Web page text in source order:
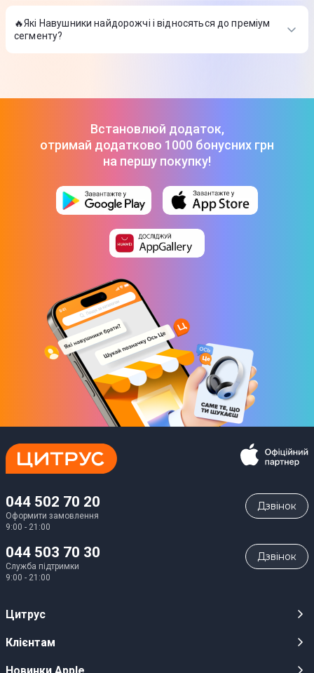
Навушники Apple EarPods with USB-C Connector
(MTJY3ZM/A)- 1 099 ₴
Навушники Marshall Minor IV (Black)
На сьогодні найдешевші Навушники
Бездротова гарнітура Apple AirPods Pro 3- 14 099 ₴
Навушники Apple EarPods with USB-C Connector
(MTJY3ZM/A)-1 099 ₴
🔥Які Навушники найдорожчі і відносяться до преміум
сегменту?
Встановлюй додаток,
отримай додатково 1000 бонусних грн
на першу покупку!
044 502 70 20
Оформити замовлення
9:00 - 21:00
Дзвiнок
044 503 70 30
Служба підтримки
9:00 - 21:00
Дзвiнок
Цитрус
Кар’єра
Клієнтам
Публічні оферти
Новинки Apple